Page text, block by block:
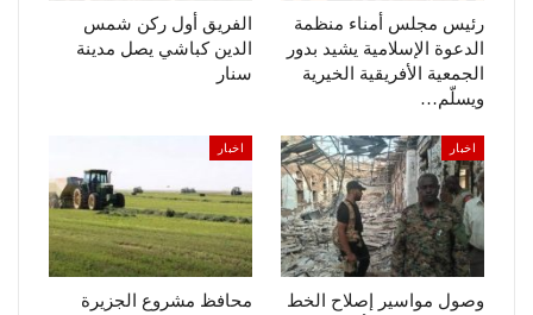
رئيس مجلس أمناء منظمة
الدعوة الإسلامية يشيد بدور
الجمعية الأفريقية الخيرية
ويسلّم…
الفريق أول ركن شمس
الدين كباشي يصل مدينة
سنار
اخبار
وصول مواسير إصلاح الخط
اخبار
محافظ مشروع الجزيرة